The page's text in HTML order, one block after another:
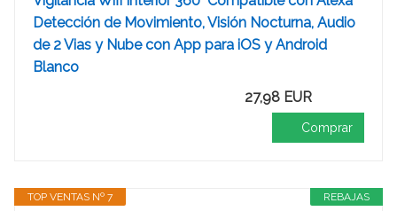
Detección de Movimiento, Visión Nocturna, Audio
de 2 Vias y Nube con App para iOS y Android
Blanco
27,98 EUR
Comprar
REBAJAS
TOP VENTAS Nº 7